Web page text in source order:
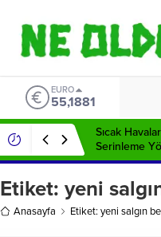
EURO
55,1881
Sıcak
Serinleme
Etiket: yeni
Anasayfa Etiket: yeni salgın